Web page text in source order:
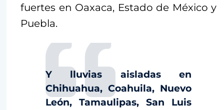
fuertes en Oaxaca, Estado de México y
Puebla.
Y lluvias aisladas en
Chihuahua, Coahuila, Nuevo
León, Tamaulipas, San Luis